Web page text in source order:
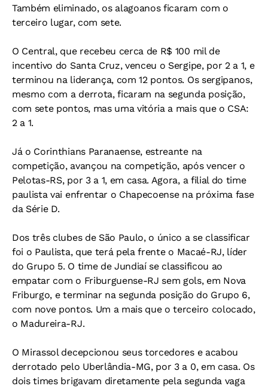
Também eliminado, os alagoanos ficaram com o
terceiro lugar, com sete.
O Central, que recebeu cerca de R$ 100 mil de
incentivo do Santa Cruz, venceu o Sergipe, por 2 a 1, e
terminou na liderança, com 12 pontos. Os sergipanos,
mesmo com a derrota, ficaram na segunda posição,
com sete pontos, mas uma vitória a mais que o CSA:
2 a 1.
Já o Corinthians Paranaense, estreante na
competição, avançou na competição, após vencer o
Pelotas-RS, por 3 a 1, em casa. Agora, a filial do time
paulista vai enfrentar o Chapecoense na próxima fase
da Série D.
Dos três clubes de São Paulo, o único a se classificar
foi o Paulista, que terá pela frente o Macaé-RJ, líder
do Grupo 5. O time de Jundiaí se classificou ao
empatar com o Friburguense-RJ sem gols, em Nova
Friburgo, e terminar na segunda posição do Grupo 6,
com nove pontos. Um a mais que o terceiro colocado,
o Madureira-RJ.
O Mirassol decepcionou seus torcedores e acabou
derrotado pelo Uberlândia-MG, por 3 a 0, em casa. Os
dois times brigavam diretamente pela segunda vaga